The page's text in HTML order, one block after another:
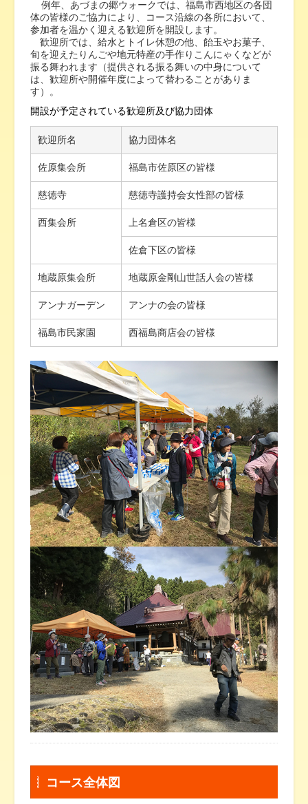
例年、あづまの郷ウォークでは、福島市西地区の各団
体の皆様のご協力により、コース沿線の各所において、
参加者を温かく迎える歓迎所を開設します。
歓迎所では、給水とトイレ休憩の他、飴玉やお菓子、
旬を迎えたりんごや地元特産の手作りこんにゃくなどが
振る舞われます（提供される振る舞いの中身について
は、歓迎所や開催年度によって替わることがありま
す）。
開設が予定されている歓迎所及び協力団体
歓迎所名 協力団体名
佐原集会所 福島市佐原区の皆様
慈徳寺 慈徳寺護持会女性部の皆様
西集会所 上名倉区の皆様
佐倉下区の皆様
地蔵原集会所 地蔵原金剛山世話人会の皆様
アンナガーデン アンナの会の皆様
福島市民家園 西福島商店会の皆様
コース全体図